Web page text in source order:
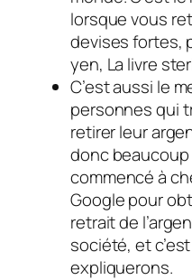
lorsque vous
devises fortes,
yen, La livre
C’est aussi le
personnes qui
retirer leur
donc
commencé à
Google pour
retrait de
société, et
expliquerons.